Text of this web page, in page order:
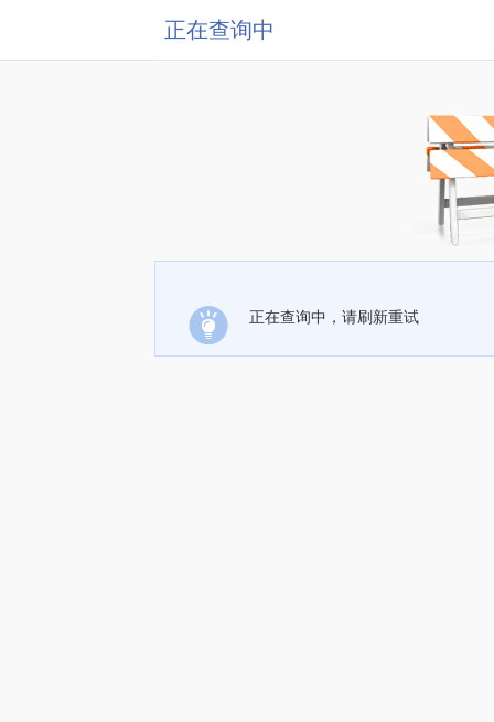
正在查询中
正在查询中，请刷新重试